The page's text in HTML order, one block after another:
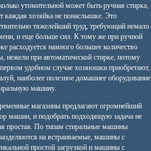
утомительной может быть ручная стирка,
каждая хозяйка не понаслышке. Это
тяжелейший труд, требующий немало
и еще больше сил. К тому же при ручной
расходуется намного большее количество
нежели при автоматической стирке, потому
удобном случае хозяюшки приобретают,
наиболее полезное домашнее оборудование
машину.
магазины предлагают огромнейший
машин, и подобрать подходящую задача не
простая. По типам стиральные машины
на встраиваемые, машины с
простой загрузкой и машины с